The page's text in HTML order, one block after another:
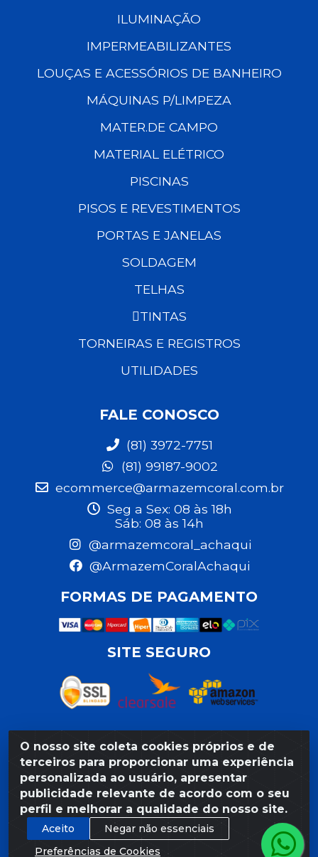
O nosso site coleta cookies próprios e de
terceiros para proporcionar uma experiência
personalizada ao usuário, apresentar
publicidade relevante de acordo com o seu
perfil e melhorar a qualidade do nosso site.
Aceito
Negar não essenciais
Preferências de Cookies
ILUMINAÇÃO
IMPERMEABILIZANTES
LOUÇAS E ACESSÓRIOS DE BANHEIRO
MÁQUINAS P/LIMPEZA
MATER.DE CAMPO
MATERIAL ELÉTRICO
PISCINAS
PISOS E REVESTIMENTOS
PORTAS E JANELAS
SOLDAGEM
TELHAS
TINTAS
TORNEIRAS E REGISTROS
UTILIDADES
FALE CONOSCO
(81) 3972-7751
(81) 99187-9002
ecommerce@armazemcoral.com.br
Seg a Sex: 08 às 18h
Sáb: 08 às 14h
@armazemcoral_achaqui
@ArmazemCoralAchaqui
FORMAS DE PAGAMENTO
SITE SEGURO
Razão Social: Armazém Coral LTDA - Rua da Praia,
103 - São José - Recife/PE - CEP 50020-550 -
CNPJ 11.623.188/0027-80